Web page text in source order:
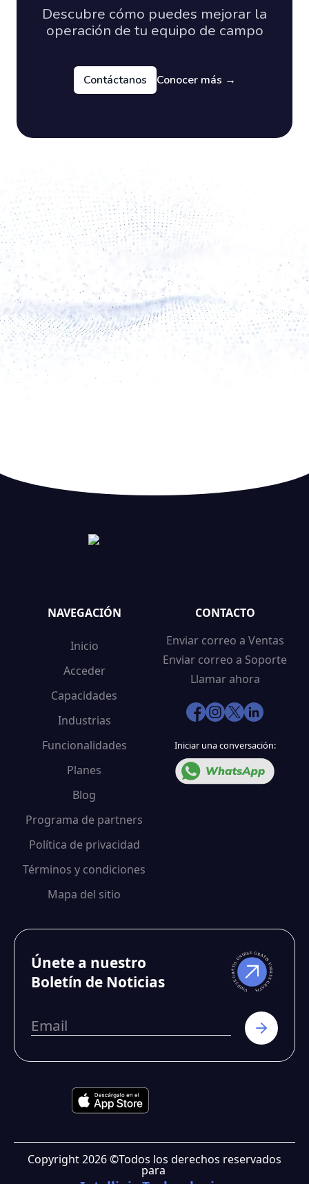
Descubre cómo puedes mejorar la
operación de tu equipo de campo
Contáctanos Conocer más →
NAVEGACIÓN
Inicio
Acceder
Capacidades
Industrias
Funcionalidades
Planes
Blog
Programa de partners
Política de privacidad
Términos y condiciones
Mapa del sitio
CONTACTO
Enviar correo a Ventas
Enviar correo a Soporte
Llamar ahora
Iniciar una conversación:
Únete a nuestro
Boletín de Noticias
Copyright2026©Todos los derechos reservados
para